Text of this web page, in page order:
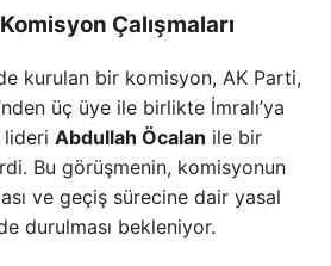
Çalışmaları
kurulan bir komisyon, AK Parti,
üç üye ile birlikte İmralı’ya
Abdullah Öcalan ile bir
Bu görüşmenin, komisyonun
ve geçiş sürecine dair yasal
durulması bekleniyor.